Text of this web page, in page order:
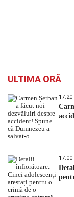
ULTIMA ORĂ
17:20
17:00